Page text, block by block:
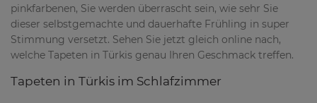
pinkfarbenen, Sie werden überrascht sein, wie sehr Sie
dieser selbstgemachte und dauerhafte Frühling in super
Stimmung versetzt. Sehen Sie jetzt gleich online nach,
welche Tapeten in Türkis genau Ihren Geschmack treffen.
Tapeten in Türkis im Schlafzimmer